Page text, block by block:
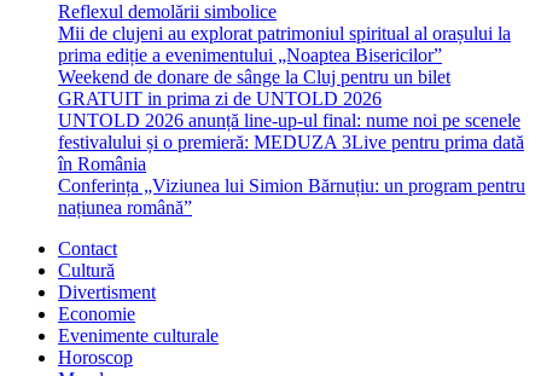
Reflexul demolării simbolice
Mii de clujeni au explorat patrimoniul spiritual al orașului la
prima ediție a evenimentului „Noaptea Bisericilor”
Weekend de donare de sânge la Cluj pentru un bilet
GRATUIT in prima zi de UNTOLD 2026
UNTOLD 2026 anunță line-up-ul final: nume noi pe scenele
festivalului și o premieră: MEDUZA 3Live pentru prima dată
în România
Conferința „Viziunea lui Simion Bărnuțiu: un program pentru
națiunea română”
Contact
Cultură
Divertisment
Economie
Evenimente culturale
Horoscop